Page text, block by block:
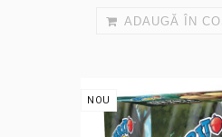
ADAUGĂ ÎN
NOU